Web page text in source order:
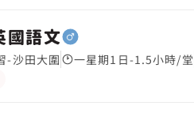
國語文
-沙田大圍 一星期1日-1.5小時/堂